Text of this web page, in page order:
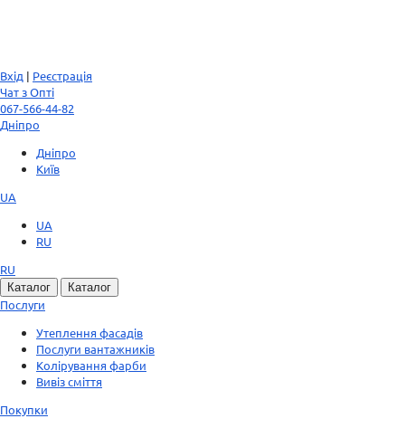
Вхід | Реєстрація
Чат з Опті
067-566-44-82
Дніпро
Дніпро
Київ
UA
UA
RU
RU
Каталог Каталог
Послуги
Утеплення фасадів
Послуги вантажників
Колірування фарби
Вивіз сміття
Покупки